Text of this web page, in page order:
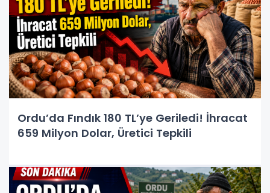
Ordu’da Fındık 180 TL’ye Geriledi! İhracat
659 Milyon Dolar, Üretici Tepkili